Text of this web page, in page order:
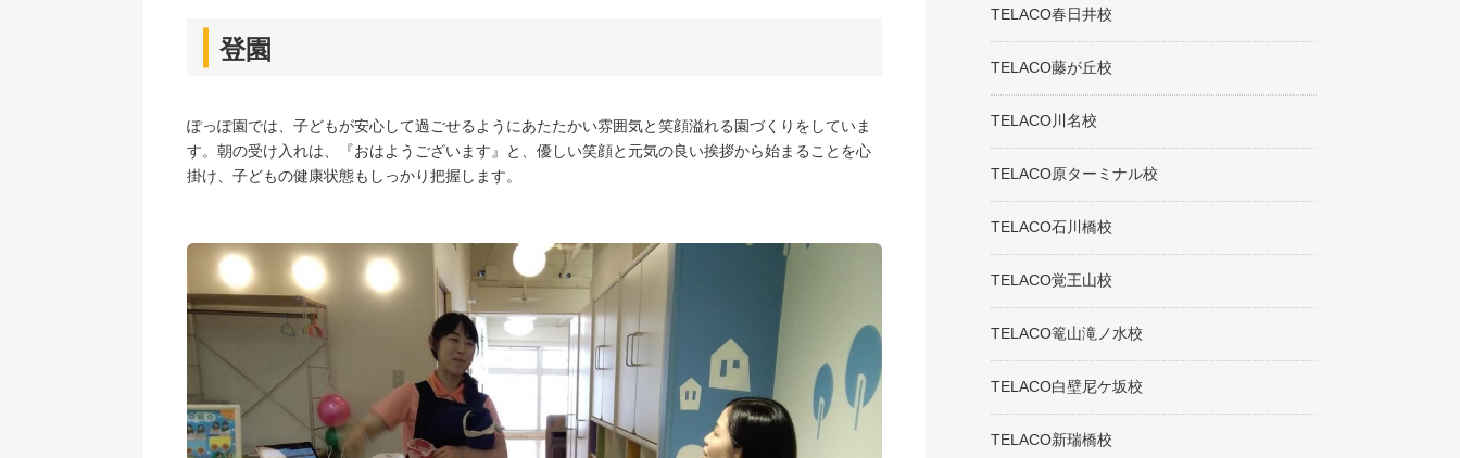
登園
ぽっぽ園では、子どもが安心して過ごせるようにあたたかい雰囲気と笑顔溢れる園づくりをしていま
す。朝の受け入れは、『おはようございます』と、優しい笑顔と元気の良い挨拶から始まることを心
掛け、子どもの健康状態もしっかり把握します。
TELACO春日井校
TELACO藤が丘校
TELACO川名校
TELACO原ターミナル校
TELACO石川橋校
TELACO覚王山校
TELACO篭山滝ノ水校
TELACO白壁尼ケ坂校
TELACO新瑞橋校